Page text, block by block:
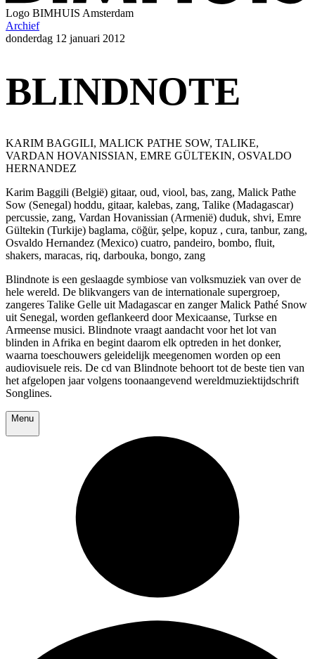
Logo BIMHUIS Amsterdam
Archief
donderdag 12 januari 2012
BLINDNOTE
KARIM BAGGILI, MALICK PATHE SOW, TALIKE,
VARDAN HOVANISSIAN, EMRE GÜLTEKIN, OSVALDO
HERNANDEZ
Karim Baggili (België) gitaar, oud, viool, bas, zang, Malick Pathe
Sow (Senegal) hoddu, gitaar, kalebas, zang, Talike (Madagascar)
percussie, zang, Vardan Hovanissian (Armenië) duduk, shvi, Emre
Gültekin (Turkije) baglama, cöğür, şelpe, kopuz , cura, tanbur, zang,
Osvaldo Hernandez (Mexico) cuatro, pandeiro, bombo, fluit,
shakers, maracas, riq, darbouka, bongo, zang
Blindnote is een geslaagde symbiose van volksmuziek van over de
hele wereld. De blikvangers van de internationale supergroep,
zangeres Talike Gelle uit Madagascar en zanger Malick Pathé Snow
uit Senegal, worden geflankeerd door Mexicaanse, Turkse en
Armeense musici. Blindnote vraagt aandacht voor het lot van
blinden in Afrika en begint daarom elk optreden in het donker,
waarna toeschouwers geleidelijk meegenomen worden op een
audiovisuele reis. De cd van Blindnote behoort tot de beste tien van
het afgelopen jaar volgens toonaangevend wereldmuziektijdschrift
Songlines.
Menu